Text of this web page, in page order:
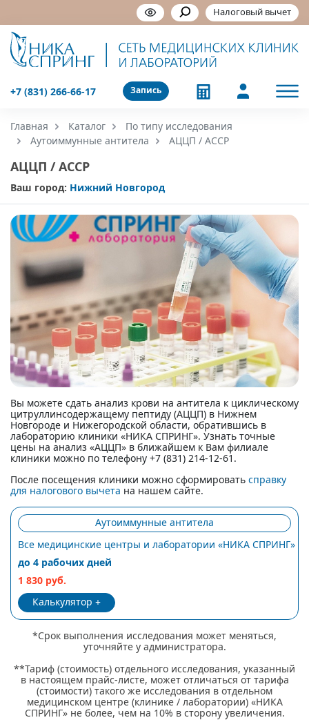
Налоговый вычет
Запись
+7 (831) 266-66-17
Главная Каталог
По типу исследования
Аутоиммунные антитела
АЦЦП / ACCP
АЦЦП / ACCP
Ваш город: Нижний Новгород
Вы можете сдать анализ крови на антитела к циклическому
цитруллинсодержащему пептиду (АЦЦП) в Нижнем
Новгороде и Нижегородской области, обратившись в
лабораторию клиники «НИКА СПРИНГ». Узнать точные
цены на анализ «АЦЦП» в ближайшем к Вам филиале
клиники можно по телефону +7 (831) 214-12-61.
После посещения клиники можно сформировать справку
для налогового вычета на нашем сайте.
Аутоиммунные антитела
Все медицинские центры и лаборатории «НИКА СПРИНГ»
до 4 рабочих дней
1 830 руб.
Калькулятор
*Срок выполнения исследования может меняться,
уточняйте у администратора.
**Тариф (стоимость) отдельного исследования, указанный
в настоящем прайс-листе, может отличаться от тарифа
(стоимости) такого же исследования в отдельном
медицинском центре (клинике / лаборатории) «НИКА
СПРИНГ» не более, чем на 10% в сторону увеличения.